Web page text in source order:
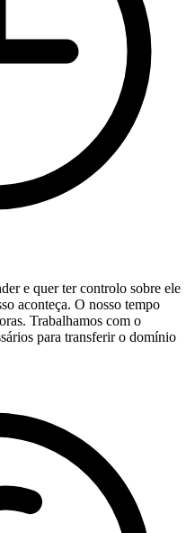
e quer ter controlo sobre ele
aconteça. O nosso tempo
Trabalhamos com o
para transferir o domínio